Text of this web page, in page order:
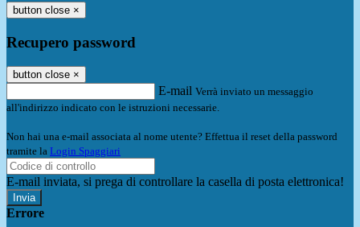
button close ×
Recupero password
button close ×
E-mail Verrà inviato un messaggio
all'indirizzo indicato con le istruzioni necessarie.
Non hai una e-mail associata al nome utente? Effettua il reset della password
tramite la Login Spaggiari
E-mail inviata, si prega di controllare la casella di posta elettronica!
Errore